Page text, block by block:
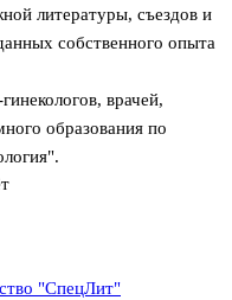
литературы, съездов и
собственного опыта
врачей,
образования по
"СпецЛит"